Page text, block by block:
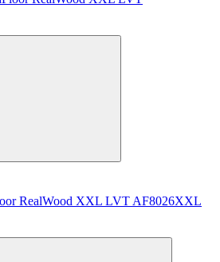
RealWood XХL LVT AF8026XXL